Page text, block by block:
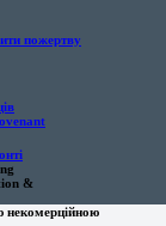
пожертву
&
некомерційною